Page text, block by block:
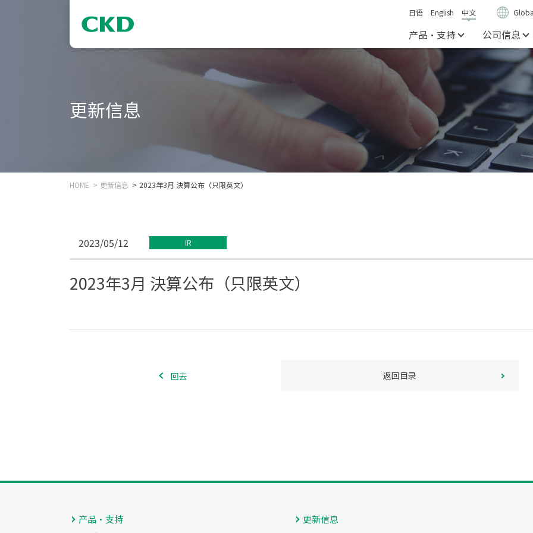
日语 English 中文
产品・支持 公司信息
更新信息
HOME 更新信息 2023年3月 決算公布（只限英文）
2023/05/12 IR
2023年3月 決算公布（只限英文）
回去 返回目录
产品・支持 更新信息